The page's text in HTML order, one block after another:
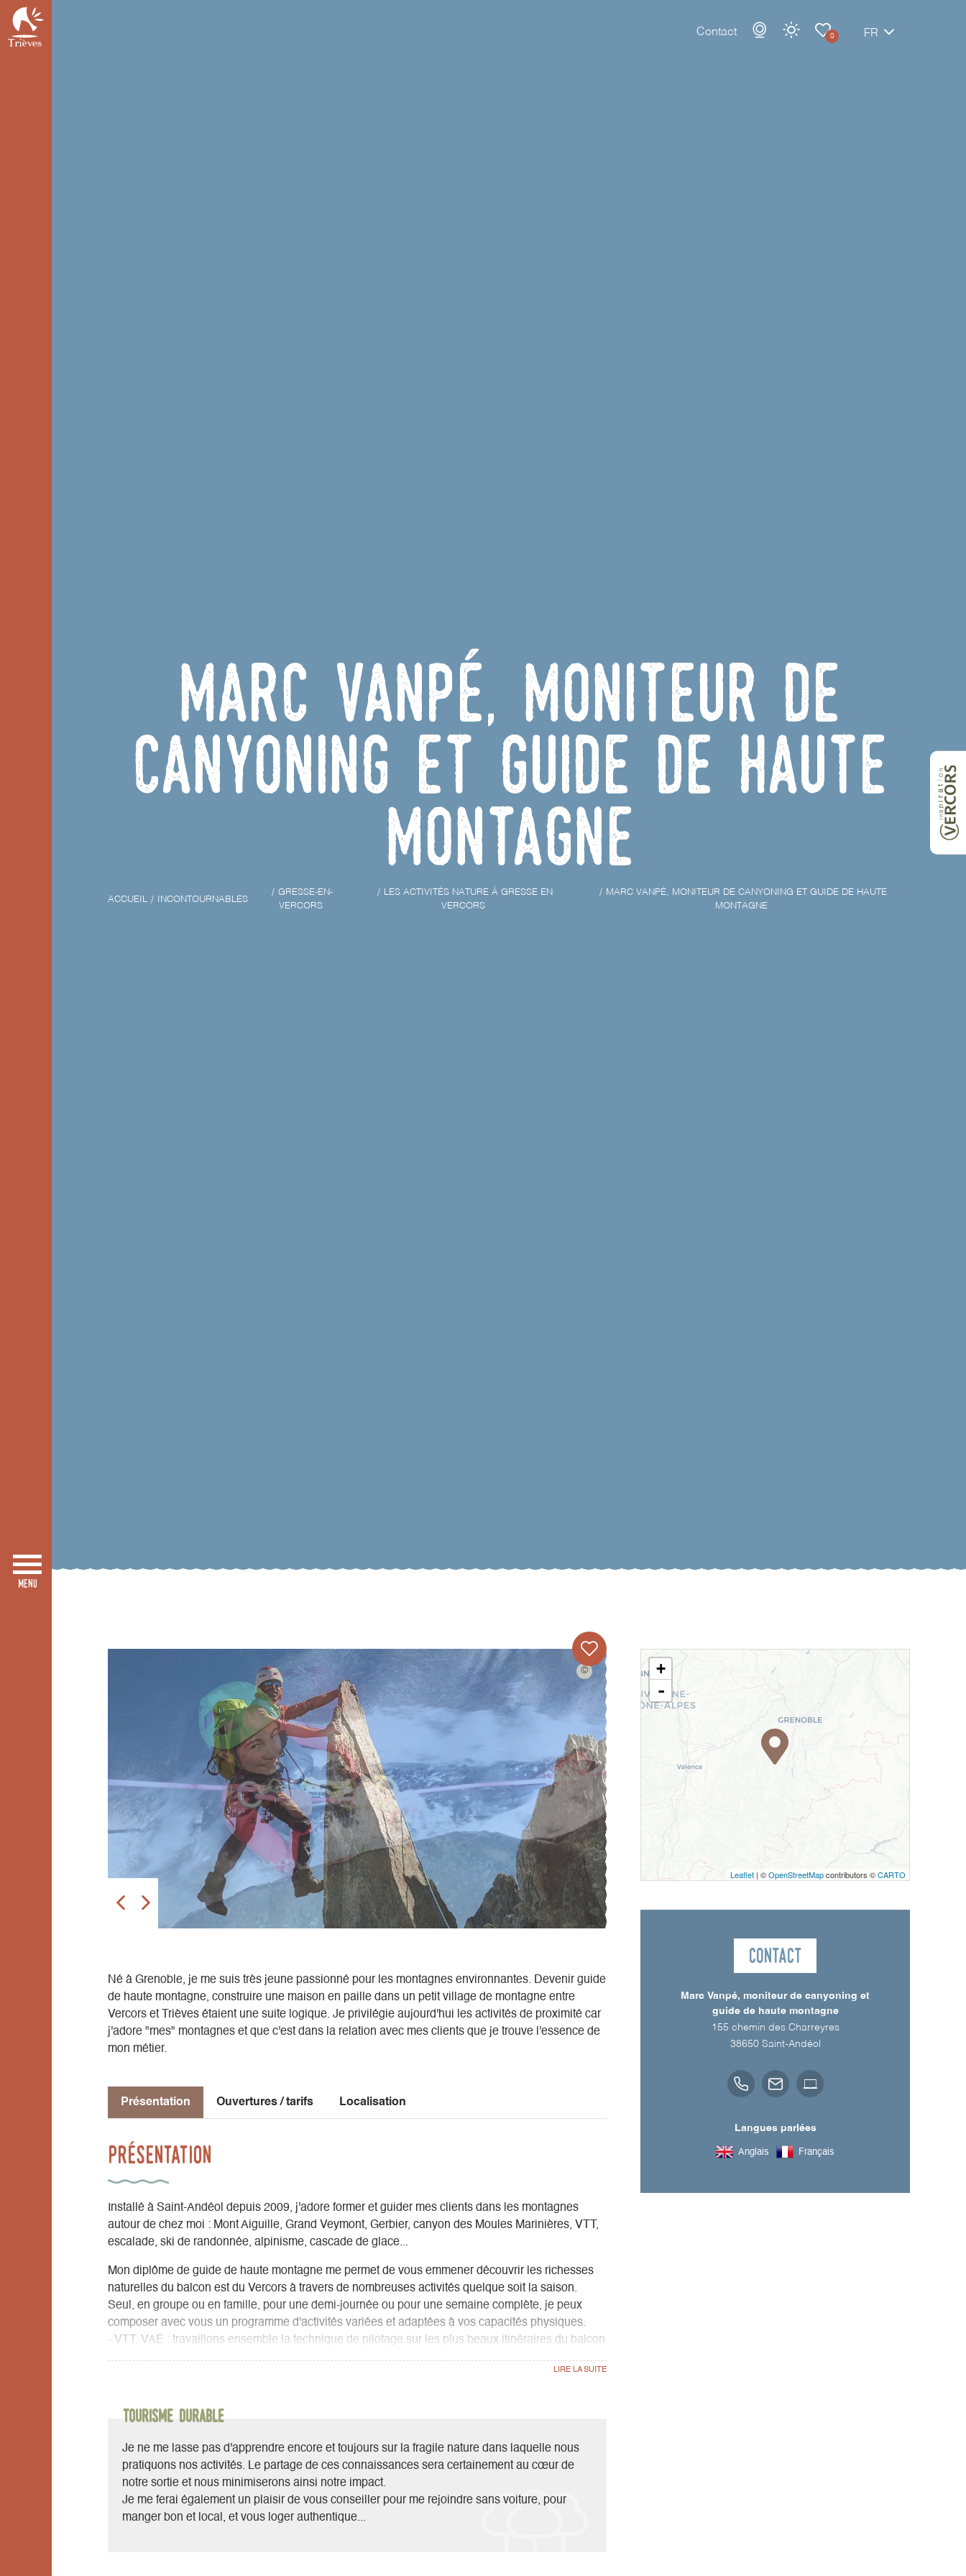
Contact 0 FR
Marc Vanpé, moniteur de
canyoning et guide de haute
montagne
ACCUEIL INCONTOURNABLES
GRESSE-EN-
VERCORS
LES ACTIVITÉS NATURE À GRESSE EN
VERCORS
MARC VANPÉ, MONITEUR DE CANYONING ET GUIDE DE HAUTE
MONTAGNE
Né à Grenoble, je me suis très jeune passionné pour les montagnes environnantes. Devenir guide
de haute montagne, construire une maison en paille dans un petit village de montagne entre
Vercors et Trièves étaient une suite logique. Je privilégie aujourd'hui les activités de proximité car
j'adore "mes" montagnes et que c'est dans la relation avec mes clients que je trouve l'essence de
mon métier.
Présentation Ouvertures / tarifs Localisation
Présentation
Installé à Saint-Andéol depuis 2009, j'adore former et guider mes clients dans les montagnes
autour de chez moi : Mont Aiguille, Grand Veymont, Gerbier, canyon des Moules Marinières, VTT,
escalade, ski de randonnée, alpinisme, cascade de glace...
Mon diplôme de guide de haute montagne me permet de vous emmener découvrir les richesses
naturelles du balcon est du Vercors à travers de nombreuses activités quelque soit la saison.
Seul, en groupe ou en famille, pour une demi-journée ou pour une semaine complète, je peux
composer avec vous un programme d'activités variées et adaptées à vos capacités physiques.
- VTT, VAE : travaillons ensemble la technique de pilotage sur les plus beaux itinéraires du balcon
- Canyoning : sensation et rafraîchissement garantie dans le canyon des moules marinières à
- Alpinisme : grimpez au sommet du mythique Mont Aiguille sur les traces d'Antoine de Ville en
des hauts plateaux du Vercors par la grande faille du rocher du Parquet.
- Randonnée : en bivouac ou à la journée découvrons la flore et la faune exceptionnelles des
hauts plateaux du Vercors.
- Escalade : initiez vous ou perfectionnez votre gestuelle sur l'un des nombreux sites d'escalade
sportive, tester l'originalité de l'escalade sur des arbres spécialement préparés ou lancez vous
Tourisme durable
Je ne me lasse pas d'apprendre encore et toujours sur la fragile nature dans laquelle nous
pratiquons nos activités. Le partage de ces connaissances sera certainement au cœur de
notre sortie et nous minimiserons ainsi notre impact.
Je me ferai également un plaisir de vous conseiller pour me rejoindre sans voiture, pour
manger bon et local, et vous loger authentique...
+
-
Leaflet | ©OpenStreetMapcontributors ©CARTO
Contact
Marc Vanpé, moniteur de canyoning et
guide de haute montagne
155 chemin des Charreyres
38650 Saint-Andéol
Langues parlées
Anglais Français